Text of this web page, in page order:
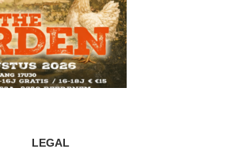
LEGAL